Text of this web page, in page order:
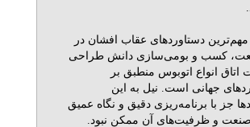
دستاوردهای عقاب افشان در
کسب و بومی‌سازی دانش طراحی
انواع اتوبوس منطبق بر
جهانی است. نیل به این
جز با برنامه‌ریزی دقیق و نگاه عمیق
صنعت و ظرفیت‌های آن ممکن نبود.